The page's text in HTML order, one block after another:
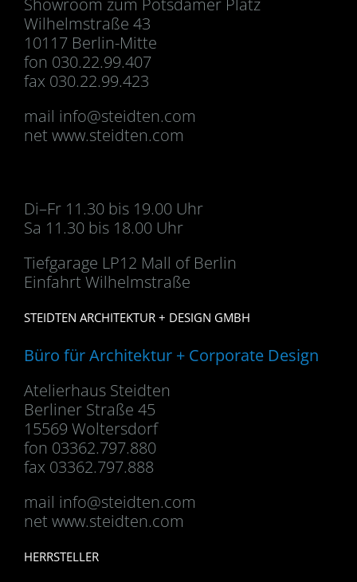
Wilhelmstraße 43
10117 Berlin-Mitte
fon 030.22.99.407
fax 030.22.99.423
mail info@steidten.com
net www.steidten.com
Di–Fr 11.30 bis 19.00 Uhr
Sa 11.30 bis 18.00 Uhr
Tiefgarage LP12 Mall of Berlin
Einfahrt Wilhelmstraße
STEIDTEN ARCHITEKTUR + DESIGN GMBH
Büro für Architektur + Corporate Design
Atelierhaus Steidten
Berliner Straße 45
15569 Woltersdorf
fon 03362.797.880
fax 03362.797.888
mail info@steidten.com
net www.steidten.com
HERRSTELLER